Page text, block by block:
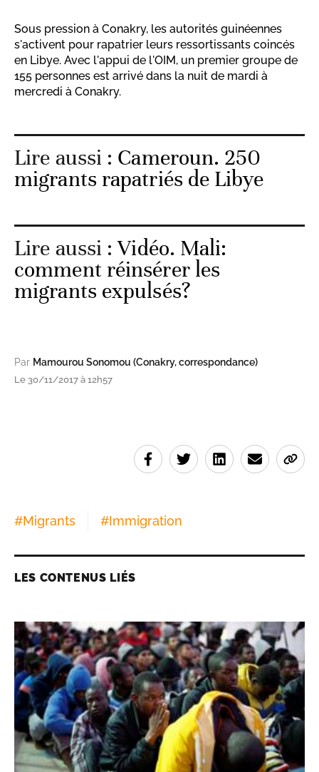
Sous pression à Conakry, les autorités guinéennes
s'activent pour rapatrier leurs ressortissants coincés
en Libye. Avec l'appui de l'OIM, un premier groupe de
155 personnes est arrivé dans la nuit de mardi à
mercredi à Conakry.
Lire aussi : Cameroun. 250
migrants rapatriés de Libye
Lire aussi :Vidéo. Mali:
comment réinsérer les
migrants expulsés?
Par Mamourou Sonomou (Conakry, correspondance)
Le 30/11/2017 à 12h57
#Migrants #Immigration
LES CONTENUS LIÉS